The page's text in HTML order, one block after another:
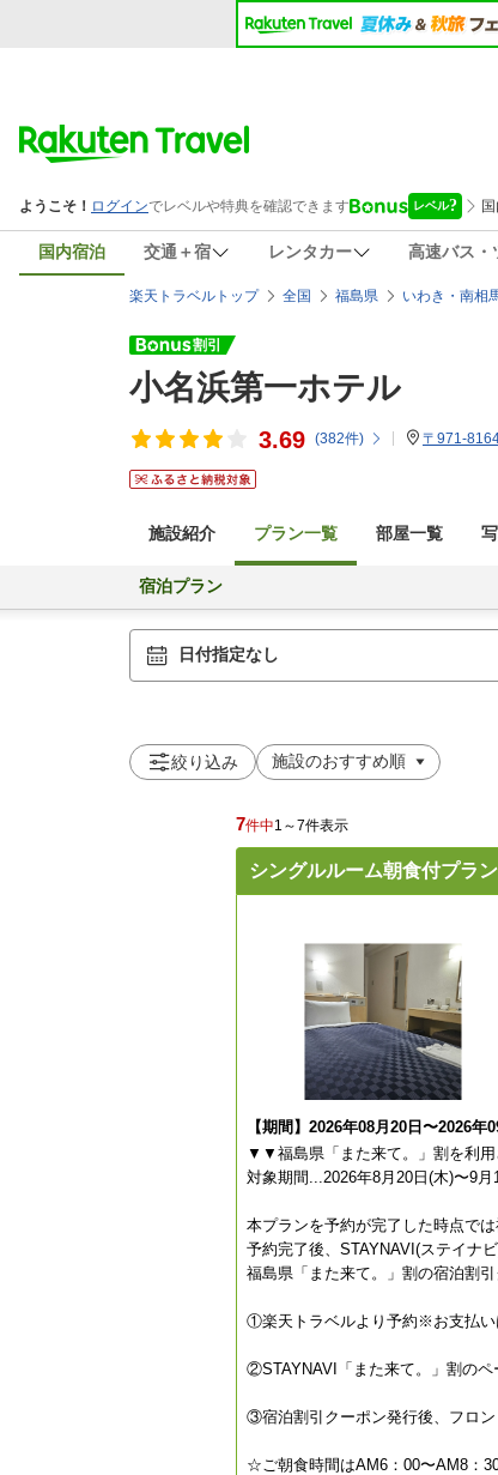
国内宿泊 交通＋宿 レンタカー 高速バス・
楽天トラベルトップ 全国 福島県 いわき・南相
小名浜第一ホテル
3.69 (382件) 〒971-
施設紹介 プラン一覧 部屋一覧
宿泊プラン
日付指定なし
絞り込み
7件中1～7件表示
シングルルーム朝食付プラ
【期間】2026年08月20日〜2026年
▼▼福島県「また来て。」割を利
対象期間...2026年8月20日(木)〜9月
本プランを予約が完了した時点で
予約完了後、STAYNAVI(ステイナ
福島県「また来て。」割の宿泊割
①楽天トラベルより予約※お支払い
②STAYNAVI「また来て。」割のペ
③宿泊割引クーポン発行後、フロン
☆ご朝食時間はAM6：00〜AM8：